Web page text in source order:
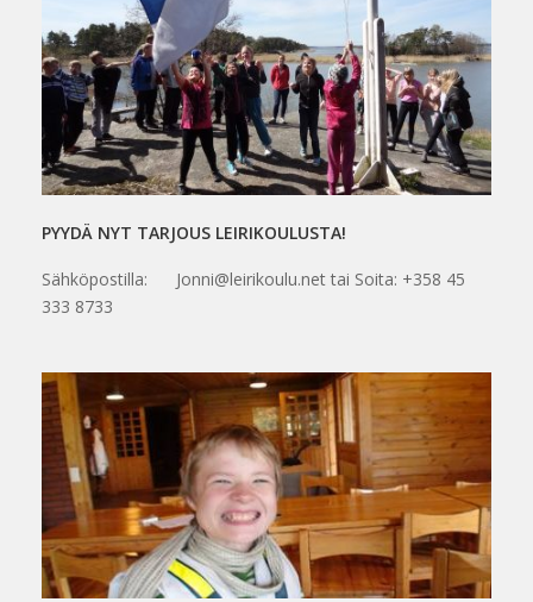
PYYDÄ NYT TARJOUS LEIRIKOULUSTA!
Sähköpostilla: Jonni@leirikoulu.net tai Soita: +358 45
333 8733